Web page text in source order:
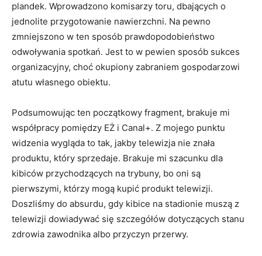
plandek. Wprowadzono komisarzy toru, dbających o
jednolite przygotowanie nawierzchni. Na pewno
zmniejszono w ten sposób prawdopodobieństwo
odwoływania spotkań. Jest to w pewien sposób sukces
organizacyjny, choć okupiony zabraniem gospodarzowi
atutu własnego obiektu.
Podsumowując ten początkowy fragment, brakuje mi
współpracy pomiędzy EŻ i Canal+. Z mojego punktu
widzenia wygląda to tak, jakby telewizja nie znała
produktu, który sprzedaje. Brakuje mi szacunku dla
kibiców przychodzących na trybuny, bo oni są
pierwszymi, którzy mogą kupić produkt telewizji.
Doszliśmy do absurdu, gdy kibice na stadionie muszą z
telewizji dowiadywać się szczegółów dotyczących stanu
zdrowia zawodnika albo przyczyn przerwy.